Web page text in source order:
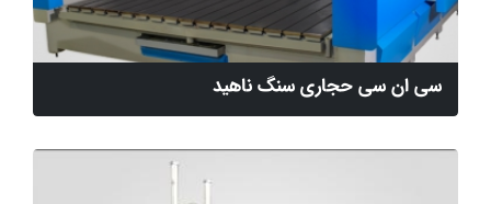
سی ان سی حجاری سنگ ناهید